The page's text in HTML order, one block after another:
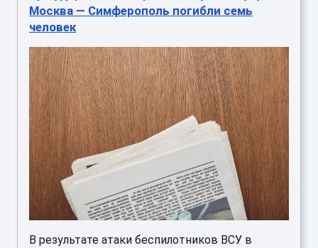
Москва — Симферополь погибли семь
человек
В результате атаки беспилотников ВСУ в